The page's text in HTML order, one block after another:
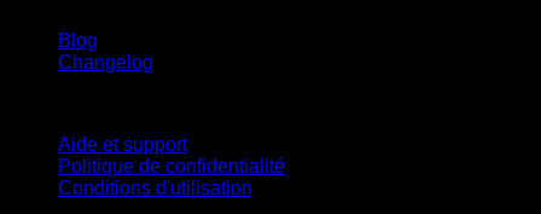
Blog
Changelog
Aide et support
Politique de confidentialité
Conditions d'utilisation